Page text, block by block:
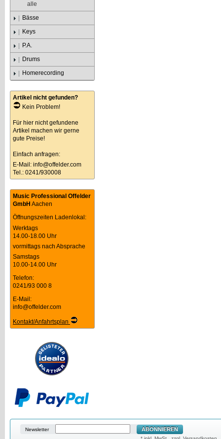
alle
Bässe
Keys
P.A.
Drums
Homerecording
Artikel nicht gefunden?
Kein Problem!
Für hier nicht gefundene
Artikel machen wir gerne
gute Preise!
Einfach anfragen:
E-Mail: info@offelder.com
Tel.: 0241/930008
Music Professional Offelder
GmbH Aachen
Öffnungszeiten Ladenlokal:
Werktags
14.00-18.00 Uhr
vormittags nach Absprache
Samstags
10.00-14.00 Uhr
Telefon:
0241/93 000 8
E-Mail:
info@offelder.com
Kontakt/Anfahrtsplan
Newsletter ABONNIEREN